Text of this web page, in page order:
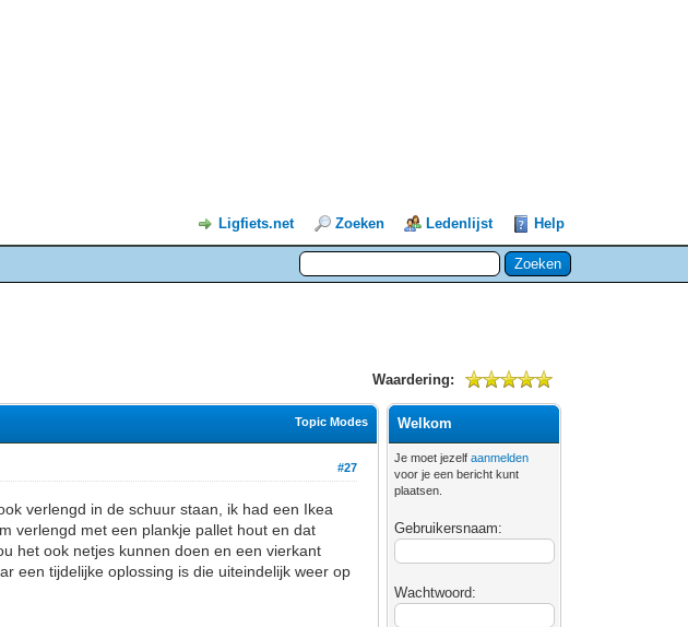
Ligfiets.net Zoeken Ledenlijst Help
Waardering:
Topic Modes
#27
verlengd in de schuur staan, ik had een Ikea
verlengd met een plankje pallet hout en dat
het ook netjes kunnen doen en een vierkant
een tijdelijke oplossing is die uiteindelijk weer op
Welkom
Je moet jezelfaanmelden
voor je een bericht kunt
plaatsen.
Gebruikersnaam:
Wachtwoord: